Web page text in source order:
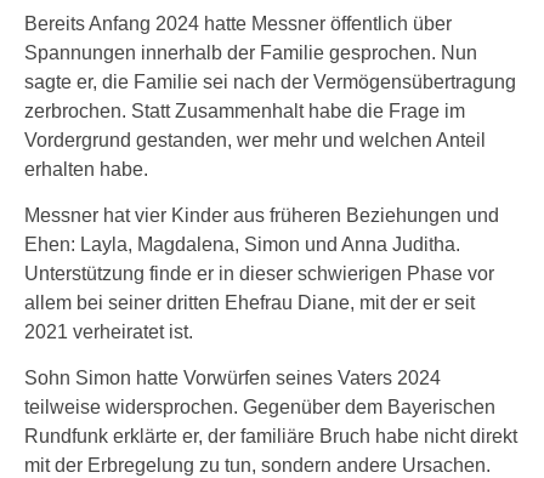
Bereits Anfang 2024 hatte Messner öffentlich über
Spannungen innerhalb der Familie gesprochen. Nun
sagte er, die Familie sei nach der Vermögensübertragung
zerbrochen. Statt Zusammenhalt habe die Frage im
Vordergrund gestanden, wer mehr und welchen Anteil
erhalten habe.
Messner hat vier Kinder aus früheren Beziehungen und
Ehen: Layla, Magdalena, Simon und Anna Juditha.
Unterstützung finde er in dieser schwierigen Phase vor
allem bei seiner dritten Ehefrau Diane, mit der er seit
2021 verheiratet ist.
Sohn Simon hatte Vorwürfen seines Vaters 2024
teilweise widersprochen. Gegenüber dem Bayerischen
Rundfunk erklärte er, der familiäre Bruch habe nicht direkt
mit der Erbregelung zu tun, sondern andere Ursachen.